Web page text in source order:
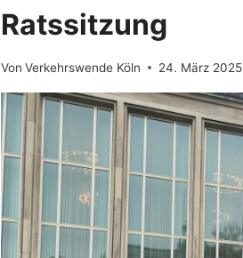
Ratssitzung
Von Verkehrswende Köln 24. März 2025